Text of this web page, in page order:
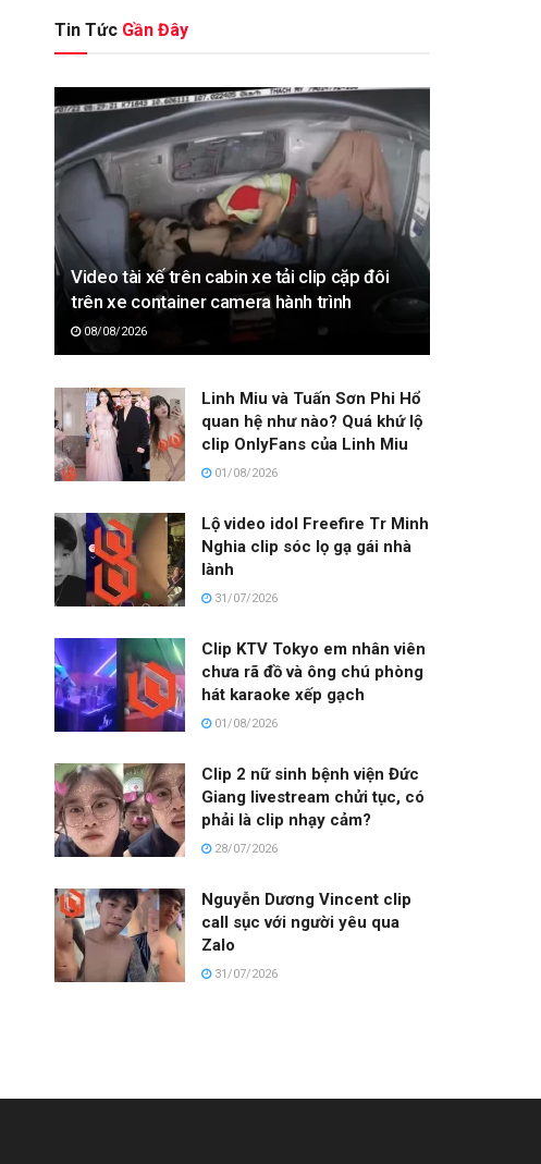
Tin Tức Gần Đây
Video tài xế trên cabin xe tải clip cặp đôi
trên xe container camera hành trình
08/08/2026
Linh Miu và Tuấn Sơn Phi Hổ
quan hệ như nào? Quá khứ lộ
clip OnlyFans của Linh Miu
01/08/2026
Lộ video idol Freefire Tr Minh
Nghia clip sóc lọ gạ gái nhà
lành
31/07/2026
Clip KTV Tokyo em nhân viên
chưa rã đồ và ông chú phòng
hát karaoke xếp gạch
01/08/2026
Clip 2 nữ sinh bệnh viện Đức
Giang livestream chửi tục, có
phải là clip nhạy cảm?
28/07/2026
Nguyễn Dương Vincent clip
call sục với người yêu qua
Zalo
31/07/2026